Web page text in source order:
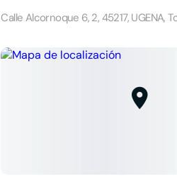
Calle Alcornoque 6, 2, 45217, UGENA,